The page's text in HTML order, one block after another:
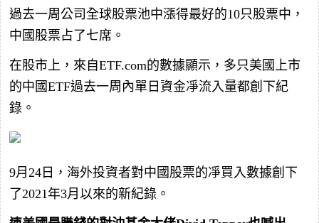
過去一周公司全球股票池中漲得最好的10只股票中，
中國股票占了七席。
在股市上，來自ETF.com的數據顯示，多只美國上市
的中國ETF過去一周內單日資金凈流入量都創下紀
錄。
9月24日，海外投資者對中國股票的凈買入數據創下
了2021年3月以來的新紀錄。